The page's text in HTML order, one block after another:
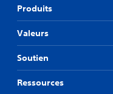
Produits
Valeurs
Soutien
Ressources